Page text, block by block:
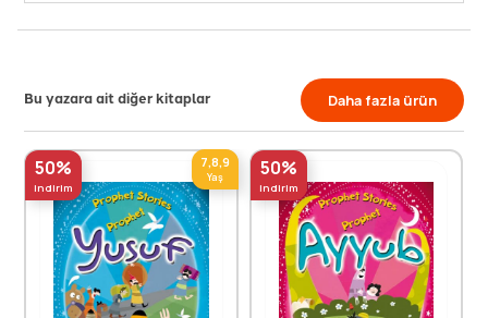
Bu yazara ait diğer kitaplar Daha fazla ürün
50%
indirim
7,8,9
Yaş 50%
indirim